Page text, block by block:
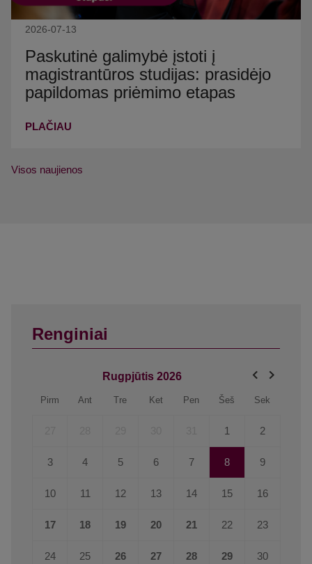
2026-07-13
Paskutinė galimybė įstoti į
magistrantūros studijas: prasidėjo
papildomas priėmimo etapas
PLAČIAU
Visos naujienos
Renginiai
Rugpjūtis 2026
Pirm Ant Tre Ket Pen Šeš Sek
1 2
3 4 5 6 7 8 9
10 11 12 13 14 15 16
17 18 19 20 21 22 23
24 25 26 27 28 29 30